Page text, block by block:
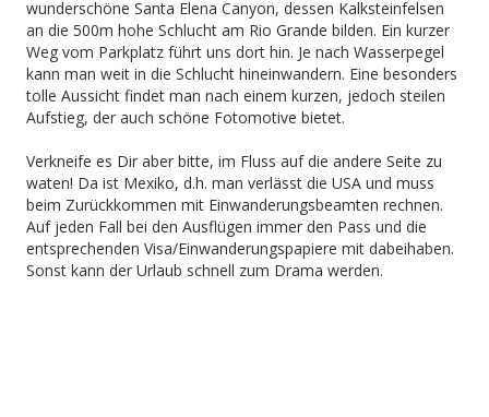
wunderschöne Santa Elena Canyon, dessen Kalksteinfelsen
an die 500m hohe Schlucht am Rio Grande bilden. Ein kurzer
Weg vom Parkplatz führt uns dort hin. Je nach Wasserpegel
kann man weit in die Schlucht hineinwandern. Eine besonders
tolle Aussicht findet man nach einem kurzen, jedoch steilen
Aufstieg, der auch schöne Fotomotive bietet.
Verkneife es Dir aber bitte, im Fluss auf die andere Seite zu
waten! Da ist Mexiko, d.h. man verlässt die USA und muss
beim Zurückkommen mit Einwanderungsbeamten rechnen.
Auf jeden Fall bei den Ausflügen immer den Pass und die
entsprechenden Visa/Einwanderungspapiere mit dabeihaben.
Sonst kann der Urlaub schnell zum Drama werden.